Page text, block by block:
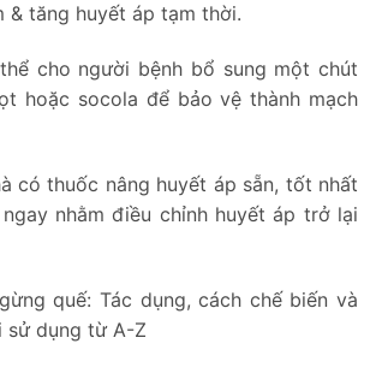
& tăng huyết áp tạm thời.
cho người bệnh bổ sung một chút
hoặc socola để bảo vệ thành mạch
có thuốc nâng huyết áp sẵn, tốt nhất
nhằm điều chỉnh huyết áp trở lại
quế: Tác dụng, cách chế biến và
sử dụng từ A-Z